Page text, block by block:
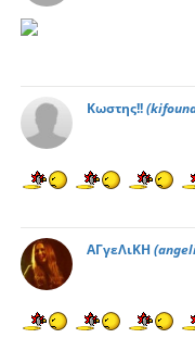
Κωστης!!
ΑΓγεΛιΚΗ